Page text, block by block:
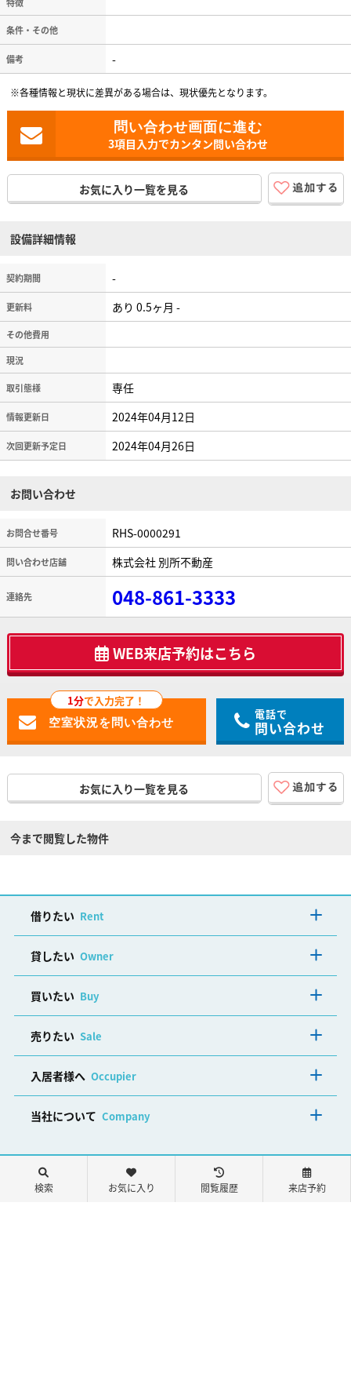
条件・その他
備考 -
※各種情報と現状に差異がある場合は、現状優先となります。
3項目入力でカンタン問い合わせ
お気に入り一覧を見る
設備詳細情報
契約期間 -
更新料 あり 0.5ヶ月 -
その他費用
現況
取引態様 専任
情報更新日 2024年04月12日
次回更新予定日 2024年04月26日
お問い合わせ
お問合せ番号 RHS-0000291
問い合わせ店舗 株式会社 別所不動産
連絡先 048-861-3333
WEB来店予約はこちら
1分で入力完了！
電話で
問い合わせ
お気に入り一覧を見る
今まで閲覧した物件
借りたい Rent
貸したい Owner
買いたい Buy
売りたい Sale
入居者様へ Occupier
当社について Company
検索 お気に入り 閲覧履歴 来店予約